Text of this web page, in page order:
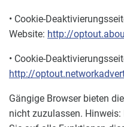
• Cookie-
Website: http://
• Cookie-
http://
Gängige Browser bieten
nicht zuzulassen.